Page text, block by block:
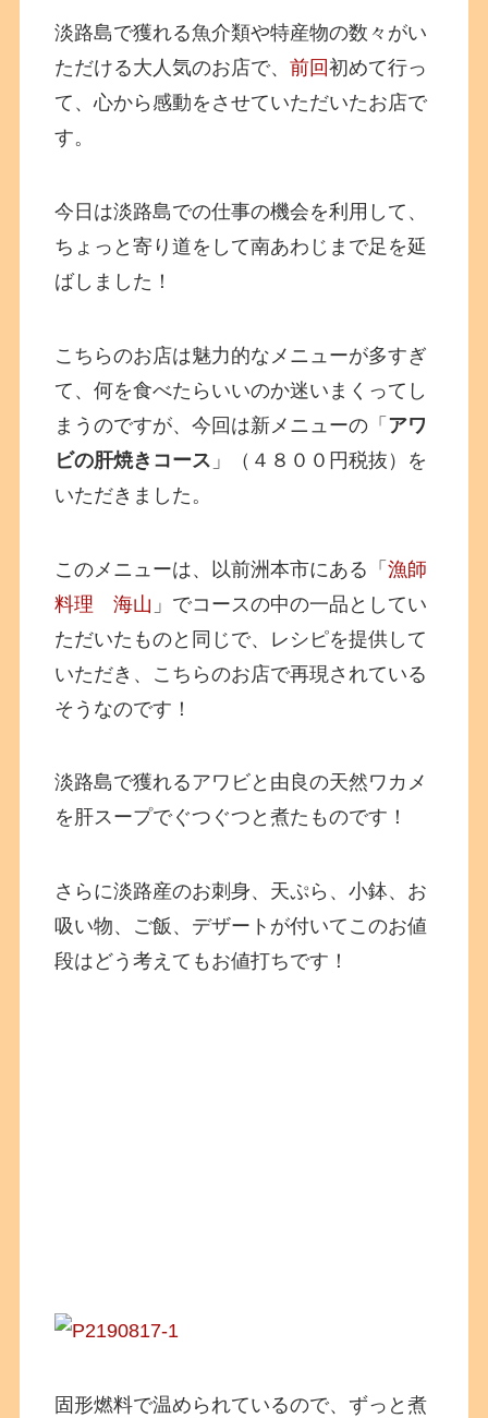
淡路島で獲れる魚介類や特産物の数々がい
ただける大人気のお店で、前回初めて行っ
て、心から感動をさせていただいたお店で
す。
今日は淡路島での仕事の機会を利用して、
ちょっと寄り道をして南あわじまで足を延
ばしました！
こちらのお店は魅力的なメニューが多すぎ
て、何を食べたらいいのか迷いまくってし
まうのですが、今回は新メニューの「 アワ
ビの肝焼きコース 」（４８００円税抜）を
いただきました。
このメニューは、以前洲本市にある「漁師
料理 海山 」でコースの中の一品としてい
ただいたものと同じで、レシピを提供して
いただき、こちらのお店で再現されている
そうなのです！
淡路島で獲れるアワビと由良の天然ワカメ
を肝スープでぐつぐつと煮たものです！
さらに淡路産のお刺身、天ぷら、小鉢、お
吸い物、ご飯、デザートが付いてこのお値
段はどう考えてもお値打ちです！
固形燃料で温められているので、ずっと煮